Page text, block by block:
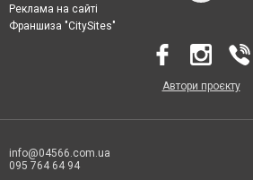
Реклама на сайті
Франшиза "CitySites"
Автори проєкту
info@04566.com.ua
095 764 64 94